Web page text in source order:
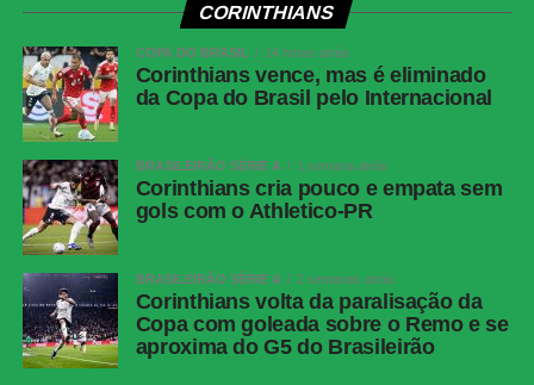
Twitter
Messenger
LinkedIn
Share
CORINTHIANS
COPA DO BRASIL 14 horas atrás
Corinthians vence, mas é eliminado
da Copa do Brasil pelo Internacional
BRASILEIRÃO SÉRIE A 1 semana atrás
Corinthians cria pouco e empata sem
gols com o Athletico-PR
BRASILEIRÃO SÉRIE A 2 semanas atrás
Corinthians volta da paralisação da
Copa com goleada sobre o Remo e se
aproxima do G5 do Brasileirão